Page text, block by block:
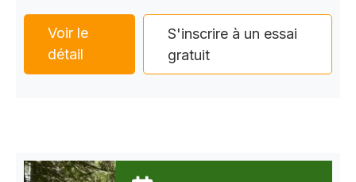
Voir le
détail
S'inscrire à un essai
gratuit